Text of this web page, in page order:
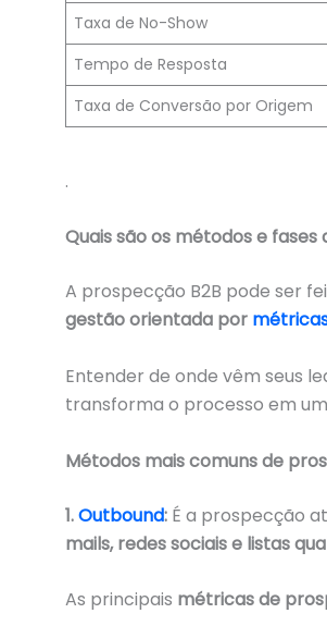
Taxa de No-Show
Tempo de Resposta
Taxa de Conversão por Origem
.
Quais são os métodos e
A prospecção B2B pode ser
gestão orientada por
Entender de onde vêm seus
transforma o processo em
Métodos mais comuns de
1.Outbound: É a prospecção
mails, redes sociais e listas
As principais métricas de